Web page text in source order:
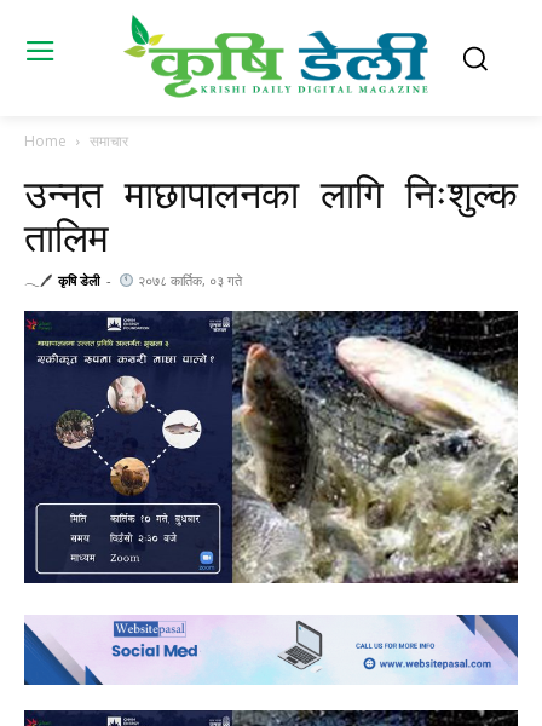
Home समाचार
उन्नत माछापालनका लागि निःशुल्क
तालिम
𓂃🖊 कृषि डेली - २०७८ कार्तिक, ०३ गते